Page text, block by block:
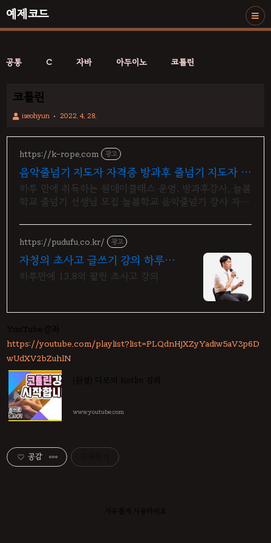
예제코드
공통 C 자바 아두이노 코틀린
코틀린
iseohyun 2022. 4. 28.
https://k-rope.com 광고
음악줄넘기 지도자 자격증 방과후 줄넘기 지도자 양
성
하루 만에 취득하는 원데이클래스 운영. 방과후강사, 늘봄
학교 줄넘기 선생님 모집 늘봄학교 음악줄넘기 강사 자격
https://pudufu.co.kr/ 광고
자청의 초사고 글쓰기 강의 하루
13.8억 팔린 강의
하루만에 13.8억 팔린 초사고 강의
YouTube강좌
https://youtube.com/playlist?list=PLQdnHjXZyYadiw5aV3p6D
wUdXV2bZuhlN
(완결) 디모의 Kotlin 강좌
www.youtube.com
공감
자유롭게 사용하세요